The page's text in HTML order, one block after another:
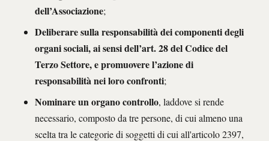
dell’Associazione;
Deliberare sulla responsabilità dei componenti degli
organi sociali, ai sensi dell’art. 28 del Codice del
Terzo Settore, e promuovere l’azione di
responsabilità nei loro confronti;
Nominare un organo controllo, laddove si rende
necessario, composto da tre persone, di cui almeno una
scelta tra le categorie di soggetti di cui all'articolo 2397,